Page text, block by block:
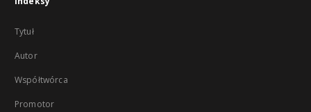
Tytuł
Autor
Współtwórca
Promotor